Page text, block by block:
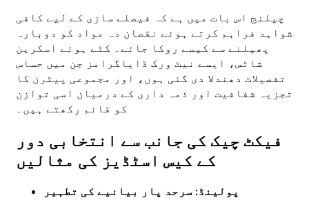
چیلنج اس بات میں ہے کہ فیصلے سازی کے لیے کافی
شواہد فراہم کرتے ہوئے نقصان دہ مواد کو دوبارہ
پھیلنے سے کیسے روکا جائے۔ کٹے ہوئے اسکرین
شاٹس، ایسے نیٹ ورک ڈایاگرامز جن میں حساس
تفصیلات دھندلا دی گئی ہوں، اور مجموعی پیٹرن کا
تجزیہ شفافیت اور ذمہ داری کے درمیان اسی توازن
کو قائم رکھتے ہیں۔
فیکٹ چیک کی جانب سے انتخابی دور
کے کیس اسٹڈیز کی مثالیں
پولینڈ: سرحد پار بیانیے کی تطہیر